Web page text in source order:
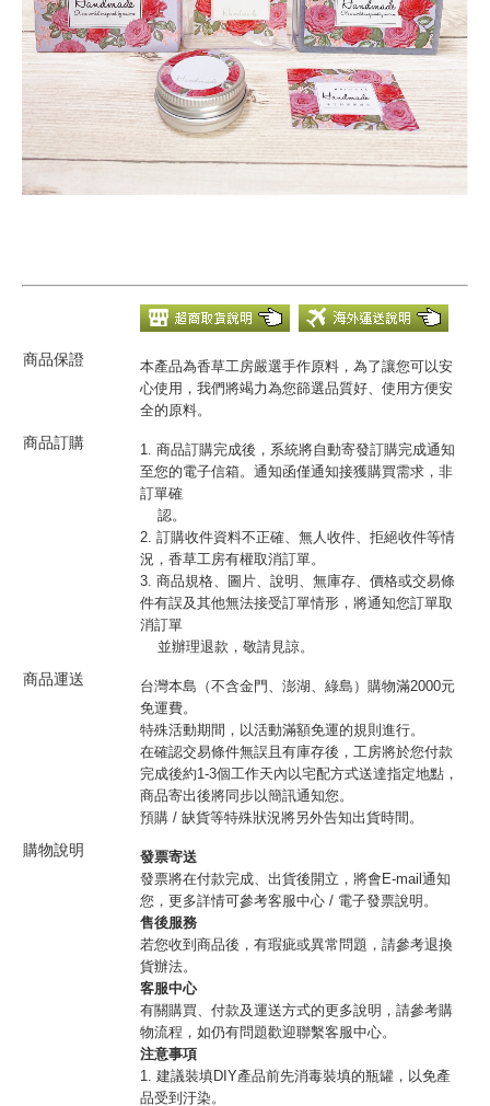
商品保證
本產品為香草工房嚴選手作原料，為了讓您可以安
心使用，我們將竭力為您篩選品質好、使用方便安
全的原料。
商品訂購
1. 商品訂購完成後，系統將自動寄發訂購完成通知
至您的電子信箱。通知函僅通知接獲購買需求，非
訂單確
認。
2. 訂購收件資料不正確、無人收件、拒絕收件等情
況，香草工房有權取消訂單。
3. 商品規格、圖片、說明、無庫存、價格或交易條
件有誤及其他無法接受訂單情形，將通知您訂單取
消訂單
並辦理退款，敬請見諒。
商品運送
台灣本島（不含金門、澎湖、綠島）購物滿2000元
免運費。
特殊活動期間，以活動滿額免運的規則進行。
在確認交易條件無誤且有庫存後，工房將於您付款
完成後約1-3個工作天內以宅配方式送達指定地點，
商品寄出後將同步以簡訊通知您。
預購 / 缺貨等特殊狀況將另外告知出貨時間。
購物說明
發票寄送
發票將在付款完成、出貨後開立，將會E-mail通知
您，更多詳情可參考客服中心 / 電子發票說明。
售後服務
若您收到商品後，有瑕疵或異常問題，請參考退換
貨辦法。
客服中心
有關購買、付款及運送方式的更多說明，請參考購
物流程，如仍有問題歡迎聯繫客服中心。
注意事項
1. 建議裝填DIY產品前先消毒裝填的瓶罐，以免產
品受到汙染。